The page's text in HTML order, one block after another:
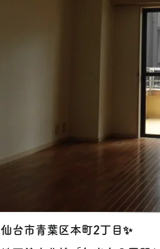
仙台市青葉区本町2丁目✨